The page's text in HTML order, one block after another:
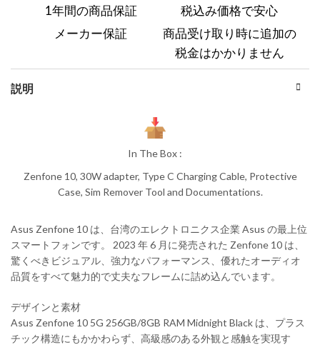
1年間の商品保証
メーカー保証
税込み価格で安心
商品受け取り時に追加の
税金はかかりません
説明
In The Box :
Zenfone 10, 30W adapter, Type C Charging Cable, Protective
Case, Sim Remover Tool and Documentations.
Asus Zenfone 10 は、台湾のエレクトロニクス企業 Asus の最上位
スマートフォンです。 2023 年 6 月に発売された Zenfone 10 は、
驚くべきビジュアル、強力なパフォーマンス、優れたオーディオ
品質をすべて魅力的で丈夫なフレームに詰め込んでいます。
デザインと素材
Asus Zenfone 10 5G 256GB/8GB RAM Midnight Black は、プラス
チック構造にもかかわらず、高級感のある外観と感触を実現す